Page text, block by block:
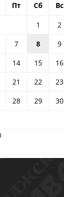
Пт Сб Вс
1
2
7 8
9
14 15
16
21 22
23
28 29
30